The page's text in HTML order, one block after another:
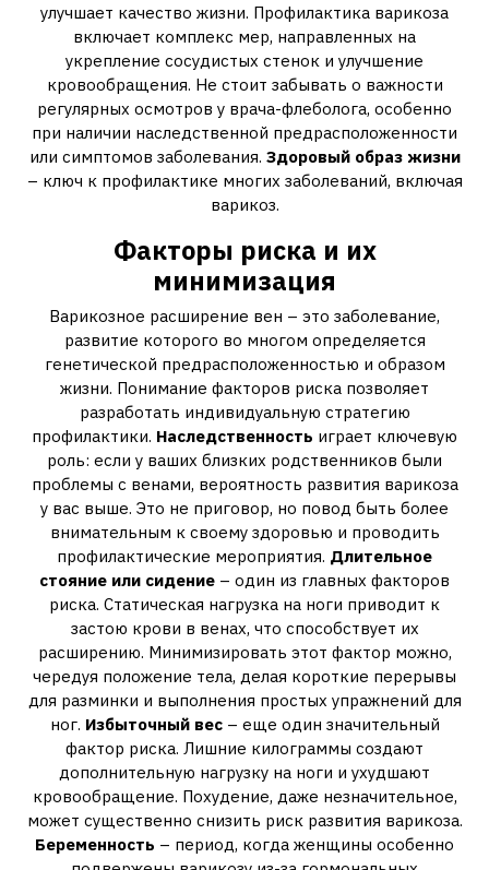
улучшает качество жизни. Профилактика варикоза
включает комплекс мер, направленных на
укрепление сосудистых стенок и улучшение
кровообращения. Не стоит забывать о важности
регулярных осмотров у врача-флеболога, особенно
при наличии наследственной предрасположенности
или симптомов заболевания. Здоровый образ жизни
– ключ к профилактике многих заболеваний, включая
варикоз.
Факторы риска и их
минимизация
Варикозное расширение вен – это заболевание,
развитие которого во многом определяется
генетической предрасположенностью и образом
жизни. Понимание факторов риска позволяет
разработать индивидуальную стратегию
профилактики. Наследственность играет ключевую
роль: если у ваших близких родственников были
проблемы с венами, вероятность развития варикоза
у вас выше. Это не приговор, но повод быть более
внимательным к своему здоровью и проводить
профилактические мероприятия. Длительное
стояние или сидение – один из главных факторов
риска. Статическая нагрузка на ноги приводит к
застою крови в венах, что способствует их
расширению. Минимизировать этот фактор можно,
чередуя положение тела, делая короткие перерывы
для разминки и выполнения простых упражнений для
ног. Избыточный вес– еще один значительный
фактор риска. Лишние килограммы создают
дополнительную нагрузку на ноги и ухудшают
кровообращение. Похудение, даже незначительное,
может существенно снизить риск развития варикоза.
Беременность – период, когда женщины особенно